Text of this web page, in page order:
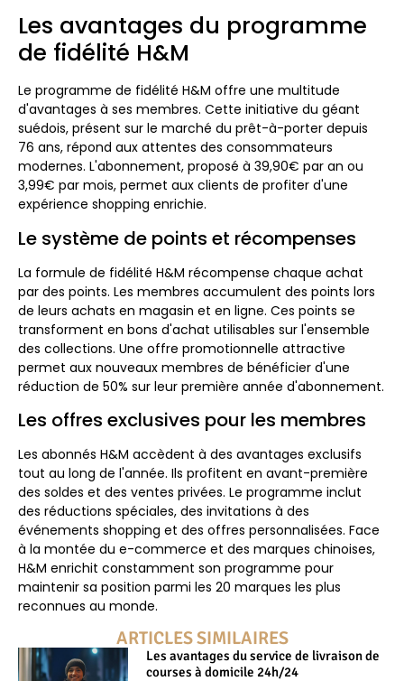
Les avantages du programme
de fidélité H&M
Le programme de fidélité H&M offre une multitude
d'avantages à ses membres. Cette initiative du géant
suédois, présent sur le marché du prêt-à-porter depuis
76 ans, répond aux attentes des consommateurs
modernes. L'abonnement, proposé à 39,90€ par an ou
3,99€ par mois, permet aux clients de profiter d'une
expérience shopping enrichie.
Le système de points et récompenses
La formule de fidélité H&M récompense chaque achat
par des points. Les membres accumulent des points lors
de leurs achats en magasin et en ligne. Ces points se
transforment en bons d'achat utilisables sur l'ensemble
des collections. Une offre promotionnelle attractive
permet aux nouveaux membres de bénéficier d'une
réduction de 50% sur leur première année d'abonnement.
Les offres exclusives pour les membres
Les abonnés H&M accèdent à des avantages exclusifs
tout au long de l'année. Ils profitent en avant-première
des soldes et des ventes privées. Le programme inclut
des réductions spéciales, des invitations à des
événements shopping et des offres personnalisées. Face
à la montée du e-commerce et des marques chinoises,
H&M enrichit constamment son programme pour
maintenir sa position parmi les 20 marques les plus
reconnues au monde.
ARTICLES SIMILAIRES
Les avantages du service de livraison de
courses à domicile 24h/24